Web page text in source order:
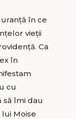
în ce
vieţii
Ca
în
cu
să îmi dau
Moise